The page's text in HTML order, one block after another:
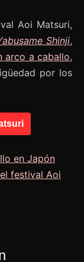
Aoi Matsuri,
Shinji,
arco a caballo,
por los